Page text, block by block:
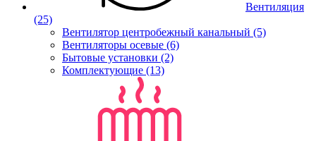
Вентиляция
(25)
Вентилятор центробежный канальный (5)
Вентиляторы осевые (6)
Бытовые установки (2)
Комплектующие (13)